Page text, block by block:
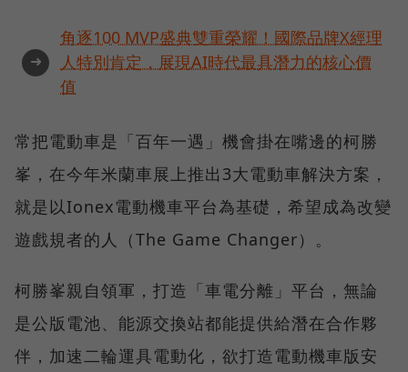
➜
角逐100 MVP盛典雙重榮耀！國際品牌X經理
人特別肯定，展現AI時代最具潛力的核心價
值
常把電動車是「百年一遇」機會掛在嘴邊的柯勝
峯，在今年米蘭車展上推出3大電動車解決方案，
就是以Ionex電動機車平台為基礎，希望成為改變
遊戲規者的人（The Game Changer）。
柯勝峯親自領軍，打造「車電分離」平台，無論
是公版電池、能源交換站都能提供給潛在合作夥
伴，加速二輪運具電動化，欲打造電動機車版安